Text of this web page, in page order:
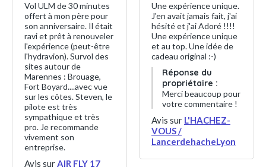
Vol ULM de 30 minutes
offert à mon père pour
son anniversaire. Il était
ravi et prêt à renouveler
l'expérience (peut-être
l'hydravion). Survol des
sites autour de
Marennes : Brouage,
Fort Boyard....avec vue
sur les côtes. Steven, le
pilote est très
sympathique et très
pro. Je recommande
vivement son
entreprise.
Avis surAIR FLY 17
Une expérience unique.
J'en avait jamais fait, j'ai
hésité et j'ai Adoré !!!!
Une expérience unique
et au top. Une idée de
cadeau original :-)
Réponse du
propriétaire :
Merci beaucoup pour
votre commentaire !
Avis sur L'HACHEZ-
VOUS /
LancerdehacheLyon